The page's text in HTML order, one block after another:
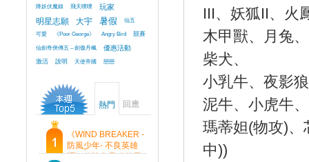
降妖伏魔錄
飛天噗噗 玩家
明星志願 大宇 暑假
仙五
可愛
《Poor George》 Angry Bird
競賽
仙劍奇俠傳五 – 劍傲丹楓
優惠活動
激活 說明 天使帝國 戀戀
熱門 回應
《WIND BREAKER -
防風少年- 不良英雄
譚》傳說中最強的男
III、妖狐II、火
木甲獸、月兔
柴犬、
小乳牛、夜影
泥牛、小虎牛、
瑪蒂妲(物攻)、
中))